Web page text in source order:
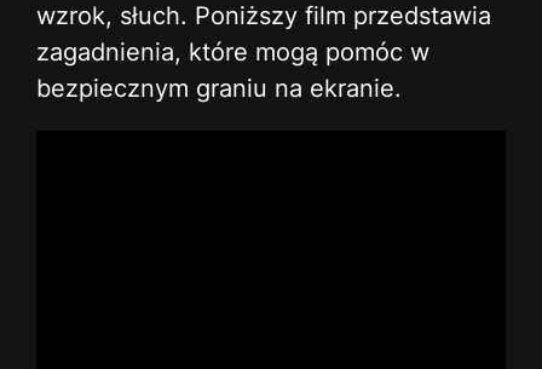
wzrok, słuch. Poniższy film przedstawia
zagadnienia, które mogą pomóc w
bezpiecznym graniu na ekranie.